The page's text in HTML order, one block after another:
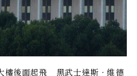
樓後面起飛 黑武士達斯‧維德